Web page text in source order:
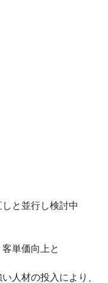
と並行し検討中
単価向上と
人材の投入により、